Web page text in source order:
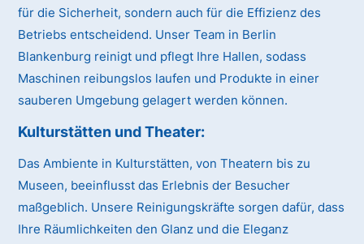
für die Sicherheit, sondern auch für die Effizienz des
Betriebs entscheidend. Unser Team in Berlin
Blankenburg reinigt und pflegt Ihre Hallen, sodass
Maschinen reibungslos laufen und Produkte in einer
sauberen Umgebung gelagert werden können.
Kulturstätten und Theater:
Das Ambiente in Kulturstätten, von Theatern bis zu
Museen, beeinflusst das Erlebnis der Besucher
maßgeblich. Unsere Reinigungskräfte sorgen dafür, dass
Ihre Räumlichkeiten den Glanz und die Eleganz